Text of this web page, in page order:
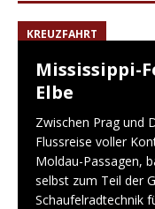
KREUZFAHRT
Mississippi-
Elbe
Zwischen Prag und
Flussreise voller
Moldau-Passagen,
selbst zum Teil der
Schaufelradtechnik